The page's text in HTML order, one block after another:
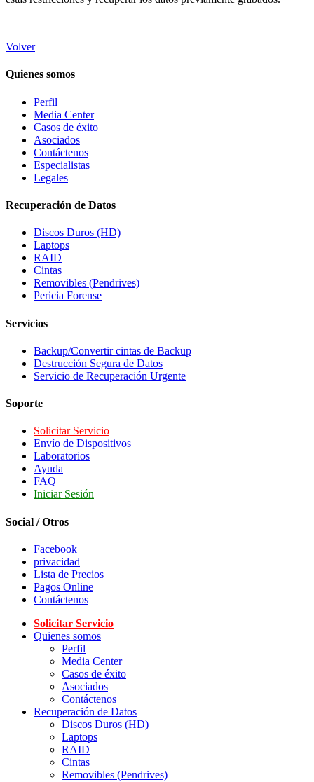
Volver
Quienes somos
Perfil
Media Center
Casos de éxito
Asociados
Contáctenos
Especialistas
Legales
Recuperación de Datos
Discos Duros (HD)
Laptops
RAID
Cintas
Removibles (Pendrives)
Pericia Forense
Servicios
Backup/Convertir cintas de Backup
Destrucción Segura de Datos
Servicio de Recuperación Urgente
Soporte
Solicitar Servicio
Envío de Dispositivos
Laboratorios
Ayuda
FAQ
Iniciar Sesión
Social / Otros
Facebook
privacidad
Lista de Precios
Pagos Online
Contáctenos
Solicitar Servicio
Quienes somos
Perfil
Media Center
Casos de éxito
Asociados
Contáctenos
Recuperación de Datos
Discos Duros (HD)
Laptops
RAID
Cintas
Removibles (Pendrives)